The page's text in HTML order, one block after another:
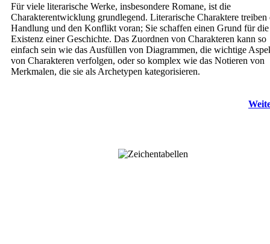
Für viele literarische Werke, insbesondere Romane, ist die
Charakterentwicklung grundlegend. Literarische Charaktere treiben
Handlung und den Konflikt voran; Sie schaffen einen Grund für die
Existenz einer Geschichte. Das Zuordnen von Charakteren kann so
einfach sein wie das Ausfüllen von Diagrammen, die wichtige
von Charakteren verfolgen, oder so komplex wie das Notieren von
Merkmalen, die sie als Archetypen kategorisieren.